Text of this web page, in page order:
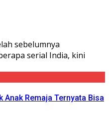
sebelumnya
serial India, kini
Anak Remaja Ternyata Bisa